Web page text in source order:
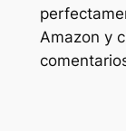
Amazon y